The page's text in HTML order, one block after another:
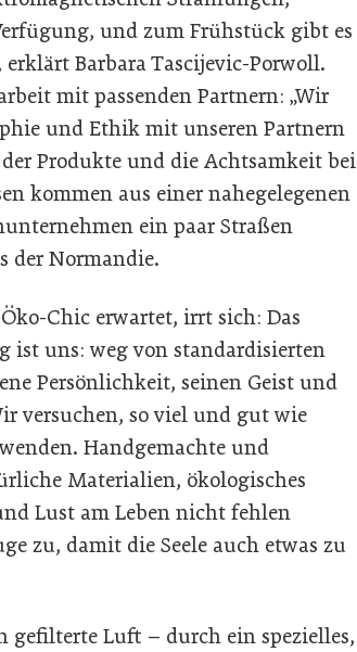
und zum Frühstück gibt es
Barbara Tascijevic-Porwoll.
mit passenden Partnern: „Wir
und Ethik mit unseren Partnern
Produkte und die Achtsamkeit bei
kommen aus einer nahegelegenen
ein paar Straßen
der Normandie.
Chic erwartet, irrt sich: Das
ist uns: weg von standardisierten
Persönlichkeit, seinen Geist und
versuchen, so viel und gut wie
Handgemachte und
Materialien, ökologisches
Lust am Leben nicht fehlen
zu, damit die Seele auch etwas zu
gefilterte Luft – durch ein spezielles,